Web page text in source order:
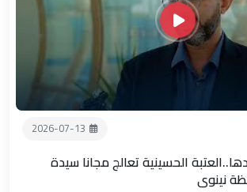
2026-07-13
الحسينية تعالج مجانا سيدة
نينوى